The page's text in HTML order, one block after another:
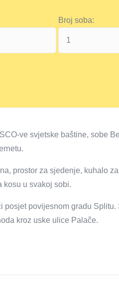
Broj soba:
ve svjetske baštine, sobe
prostor za sjedenje, kuhalo
kosu u svakoj sobi.
povijesnom gradu Splitu.
kroz uske ulice Palače.